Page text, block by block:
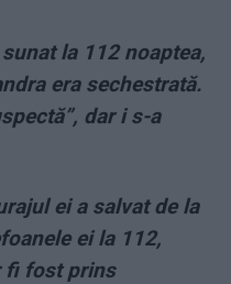
la 112 noaptea,
era sechestrată.
dar i s-a
ei a salvat de la
ei la 112,
fi fost prins